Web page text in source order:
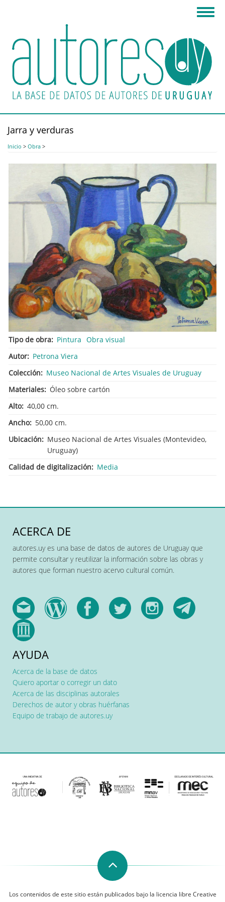
principal
Jarra y verduras
Inicio > Obra >
Tipo de obra Pintura Obra visual
Autor
Petrona Viera
Colección
Museo Nacional de Artes Visuales de Uruguay
Materiales
Óleo sobre cartón
Alto 40,00 cm.
Ancho
50,00 cm.
Ubicación
Museo Nacional de Artes Visuales (Montevideo,
Uruguay)
Calidad de digitalización
Media
ACERCA DE
autores.uy es una base de datos de autores de Uruguay que
permite consultar y reutilizar la información sobre las obras y
autores que forman nuestro acervo cultural común.
AYUDA
Acerca de la base de datos
Quiero aportar o corregir un dato
Acerca de las disciplinas autorales
Derechos de autor y obras huérfanas
Equipo de trabajo de autores.uy
Los contenidos de este sitio están publicados bajo la licencia libre Creative